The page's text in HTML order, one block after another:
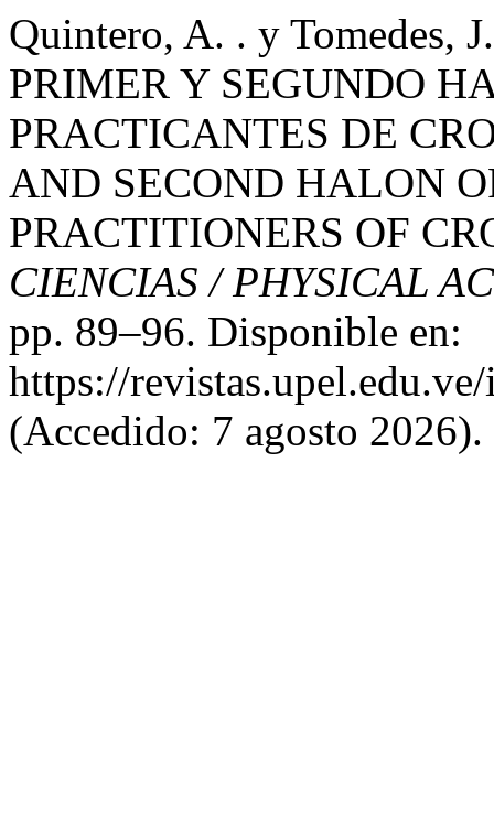
Quintero, A. . y Tomedes,
PRIMER Y SEGUNDO
PRACTICANTES DE
AND SECOND HALON
PRACTITIONERS OF
CIENCIAS / PHYSICAL
pp. 89–96. Disponible en:
https://
(Accedido: 7 agosto 2026).